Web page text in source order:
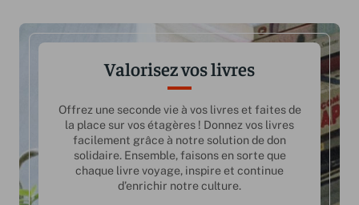
Valorisez vos livres
Offrez une seconde vie à vos livres et faites de
la place sur vos étagères ! Donnez vos livres
facilement grâce à notre solution de don
solidaire. Ensemble, faisons en sorte que
chaque livre voyage, inspire et continue
d’enrichir notre culture.